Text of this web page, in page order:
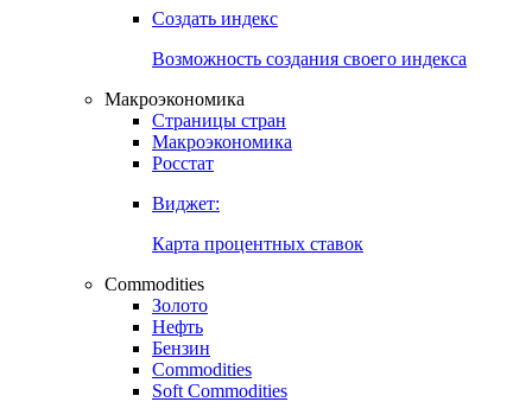
Создать индекс
Возможность создания своего индекса
Макроэкономика
Страницы стран
Макроэкономика
Росстат
Виджет:
Карта процентных ставок
Commodities
Золото
Нефть
Бензин
Commodities
Soft Commodities